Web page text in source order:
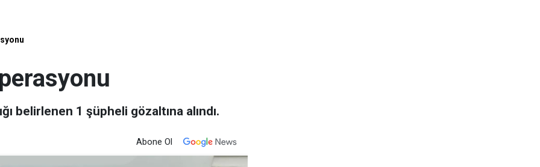
belirlenen 1 şüpheli gözaltına alındı.
Abone Ol